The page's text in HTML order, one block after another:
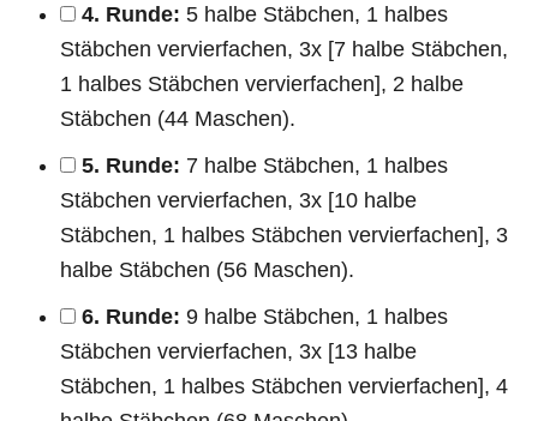
4. Runde: 5 halbe Stäbchen, 1 halbes
Stäbchen vervierfachen, 3x [7 halbe Stäbchen,
1 halbes Stäbchen vervierfachen], 2 halbe
Stäbchen (44 Maschen).
5. Runde: 7 halbe Stäbchen, 1 halbes
Stäbchen vervierfachen, 3x [10 halbe
Stäbchen, 1 halbes Stäbchen vervierfachen], 3
halbe Stäbchen (56 Maschen).
6. Runde: 9 halbe Stäbchen, 1 halbes
Stäbchen vervierfachen, 3x [13 halbe
Stäbchen, 1 halbes Stäbchen vervierfachen], 4